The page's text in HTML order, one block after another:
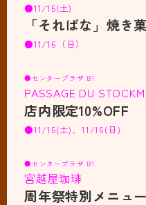
●11/15(土)
「そればな」焼き
●11/16（日）
●センタープラザ B1
PASSAGE DU
店内限定10%OFF
●11/15(土)、11/16(日)
●センタープラザ B1
宮越屋珈琲
周年祭特別メニュ